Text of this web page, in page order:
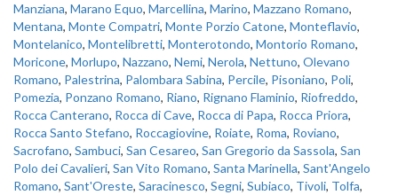
Manziana, Marano Equo, Marcellina, Marino, Mazzano Romano,
Mentana, Monte Compatri, Monte Porzio Catone, Monteflavio,
Montelanico, Montelibretti, Monterotondo, Montorio Romano,
Moricone, Morlupo, Nazzano, Nemi, Nerola, Nettuno, Olevano
Romano, Palestrina, Palombara Sabina, Percile, Pisoniano, Poli,
Pomezia, Ponzano Romano, Riano, Rignano Flaminio, Riofreddo,
Rocca Canterano, Rocca di Cave, Rocca di Papa, Rocca Priora,
Rocca Santo Stefano, Roccagiovine, Roiate, Roma, Roviano,
Sacrofano, Sambuci, San Cesareo, San Gregorio da Sassola, San
Polo dei Cavalieri, San Vito Romano, Santa Marinella, Sant'Angelo
Romano, Sant'Oreste, Saracinesco, Segni, Subiaco, Tivoli, Tolfa,